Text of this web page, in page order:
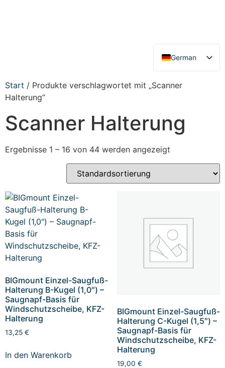
German
English
Start / Produkte verschlagwortet mit „Scanner
Halterung“
Scanner Halterung
Ergebnisse 1 – 16 von 44 werden angezeigt
BIGmount Einzel-Saugfuß-
Halterung B-Kugel (1,0″) –
Saugnapf-Basis für
Windschutzscheibe, KFZ-
Halterung
13,25 €
In den Warenkorb
BIGmount Einzel-Saugfuß-
Halterung C-Kugel (1,5″) –
Saugnapf-Basis für
Windschutzscheibe, KFZ-
Halterung
19,00 €